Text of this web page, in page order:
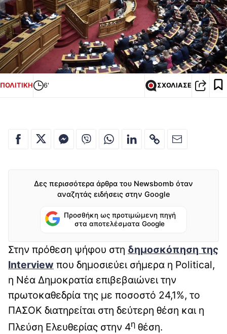
ΠΟΛΙΤΙΚΗ 6' ΣΧΟΛΙΑΣΕ
Δες περισσότερα άρθρα του Newsbomb όταν
αναζητάς ειδήσεις στην Google
Προσθήκη ως προτιμώμενη πηγή
στα αποτελέσματα Google
Στην πρόθεση ψήφου στη δημοσκόπηση της
Interview που δημοσιεύει σήμερα η Political,
η Νέα Δημοκρατία επιβεβαιώνει την
πρωτοκαθεδρία της με ποσοστό 24,1%, το
ΠΑΣΟΚ διατηρείται στη δεύτερη θέση και η
Πλεύση Ελευθερίας στην 4η θέση.